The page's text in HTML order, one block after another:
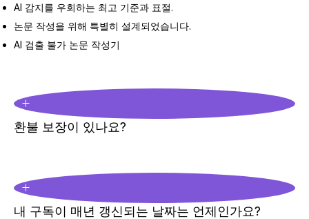
AI 감지를 우회하는 최고 기준과 표절.
논문 작성을 위해 특별히 설계되었습니다.
AI 검출 불가 논문 작성기
환불 보장이 있나요?
내 구독이 매년 갱신되는 날짜는 언제인가요?